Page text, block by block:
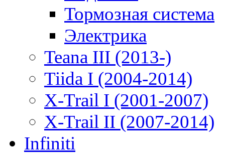
Тормозная система
Электрика
Teana III (2013-)
Tiida I (2004-2014)
X-Trail I (2001-2007)
X-Trail II (2007-2014)
Infiniti